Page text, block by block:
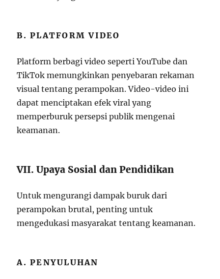
B. PLATFORM VIDEO
Platform berbagi video seperti YouTube dan
TikTok memungkinkan penyebaran rekaman
visual tentang perampokan. Video-video ini
dapat menciptakan efek viral yang
memperburuk persepsi publik mengenai
keamanan.
VII. Upaya Sosial dan Pendidikan
Untuk mengurangi dampak buruk dari
perampokan brutal, penting untuk
mengedukasi masyarakat tentang keamanan.
A. PENYULUHAN